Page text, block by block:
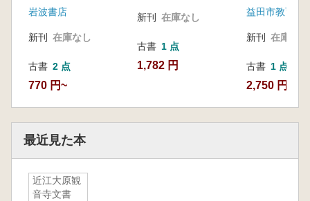
岩波書店
新刊 在庫なし
古書 2 点
770 円~
新刊 在庫なし
古書 1 点
1,782 円
益田市教育委
新刊 在庫なし
古書 1 点
2,750 円
最近見た本
近江大原観
音寺文書